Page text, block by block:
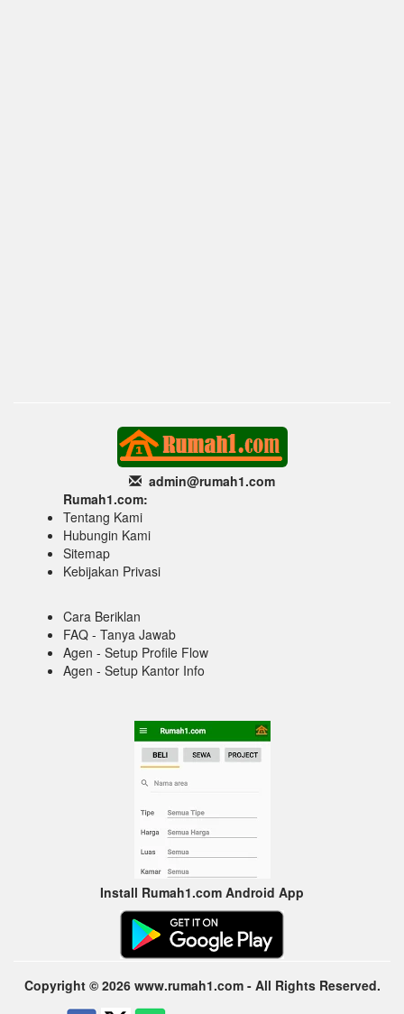
admin@rumah1.com
Rumah1.com:
Tentang Kami
Hubungin Kami
Sitemap
Kebijakan Privasi
Cara Beriklan
FAQ - Tanya Jawab
Agen - Setup Profile Flow
Agen - Setup Kantor Info
Install Rumah1.com Android App
Copyright © 2026 www.rumah1.com - All Rights Reserved.